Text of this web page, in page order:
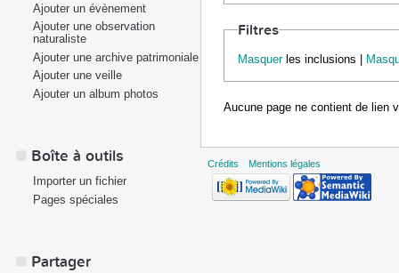
Filtres
Masquerles inclusions |
Aucune page ne contient de lien
Ajouter un évènement
Ajouter une observation
naturaliste
Ajouter une archive patrimoniale
Ajouter une veille
Ajouter un album photos
Boîte à outils
Importer un fichier
Pages spéciales
Partager
Crédits Mentions légales